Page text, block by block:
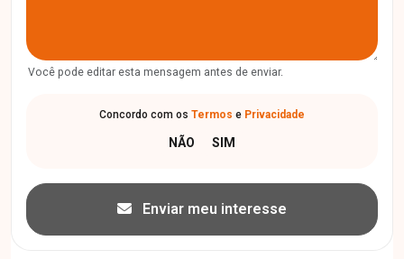
Você pode editar esta mensagem antes de enviar.
Concordo com os Termos e Privacidade
Enviar meu interesse